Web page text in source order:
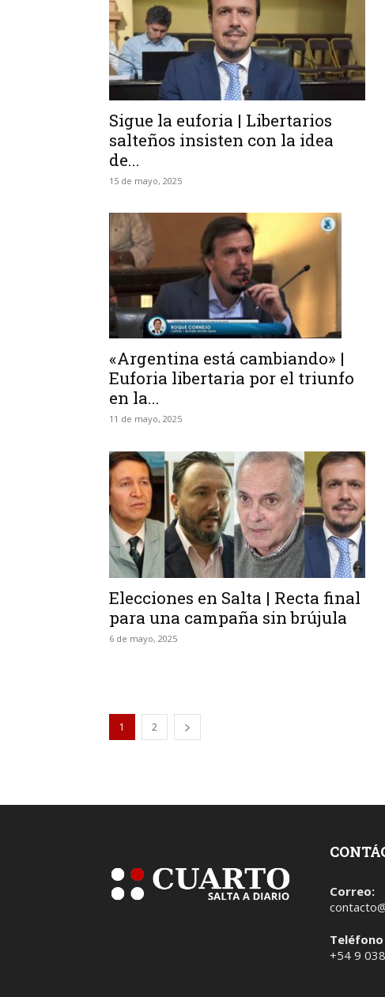
Sigue la euforia | Libertarios
salteños insisten con la idea
de...
15 de mayo, 2025
«Argentina está cambiando» |
Euforia libertaria por el triunfo
en la...
11 de mayo, 2025
Elecciones en Salta | Recta final
para una campaña sin brújula
6 de mayo, 2025
1 2
Correo:
+54 9